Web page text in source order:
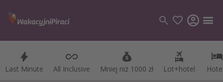
Last Minute All Inclusive Mniej niż 1000 zł Lot+hotel
Last Minute All Inclusive Mniej niż 1000 zł Lot+hotel
Kategorie